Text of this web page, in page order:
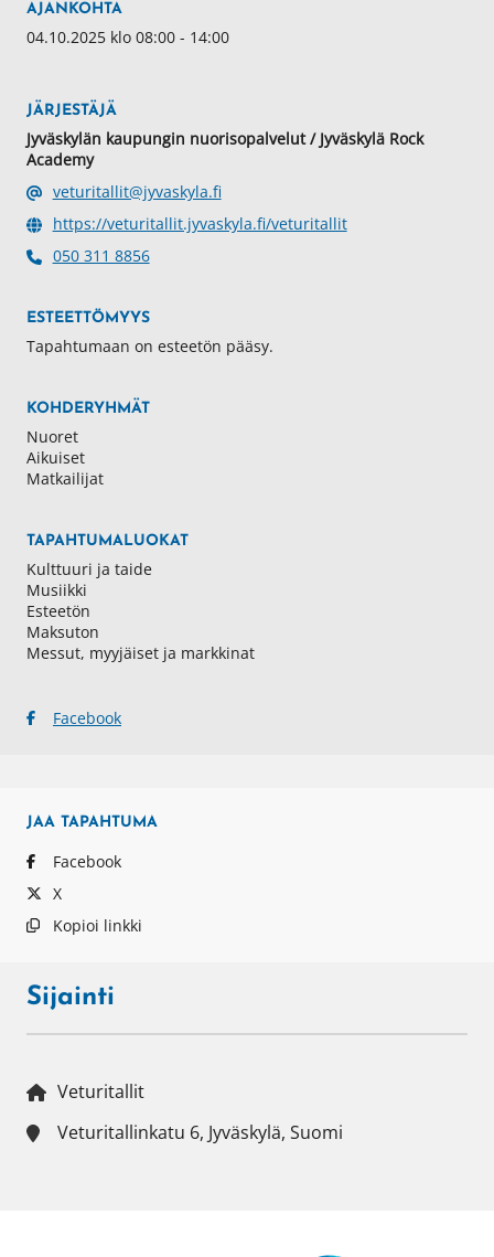
AJANKOHTA
04.10.2025 klo 08:00 - 14:00
JÄRJESTÄJÄ
Jyväskylän kaupungin nuorisopalvelut / Jyväskylä Rock
Academy
veturitallit@jyvaskyla.fi
https://veturitallit.jyvaskyla.fi/veturitallit
050 311 8856
ESTEETTÖMYYS
Tapahtumaan on esteetön pääsy.
KOHDERYHMÄT
Nuoret
Aikuiset
Matkailijat
TAPAHTUMALUOKAT
Kulttuuri ja taide
Musiikki
Esteetön
Maksuton
Messut, myyjäiset ja markkinat
Facebook
JAA TAPAHTUMA
Facebook
X
Kopioi linkki
Sijainti
Veturitallit
Veturitallinkatu 6, Jyväskylä, Suomi